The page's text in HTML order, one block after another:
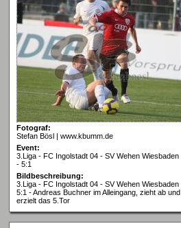
Fotograf:
Stefan Bösl | www.kbumm.de
Event:
3.Liga - FC Ingolstadt 04 - SV Wehen Wiesbaden
- 5:1
Bildbeschreibung:
3.Liga - FC Ingolstadt 04 - SV Wehen Wiesbaden
5:1 - Andreas Buchner im Alleingang, zieht ab und
erzielt das 5.Tor